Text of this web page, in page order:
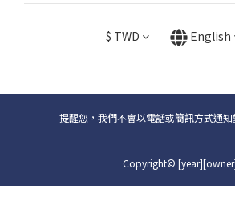
$ TWD English
提醒您，我們不會以電話或簡訊方式通知
Copyright©